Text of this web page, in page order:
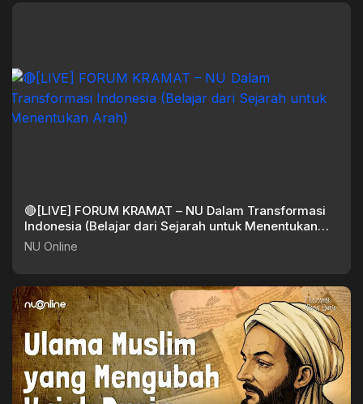
🔴[LIVE] FORUM KRAMAT – NU Dalam Transformasi
Indonesia (Belajar dari Sejarah untuk Menentukan
Arah)
NU Online